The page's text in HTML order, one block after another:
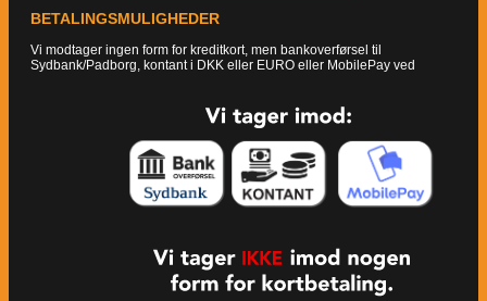
BETALINGSMULIGHEDER
Vi modtager ingen form for kreditkort, men bankoverførsel til
Sydbank/Padborg, kontant i DKK eller EURO eller MobilePay ved